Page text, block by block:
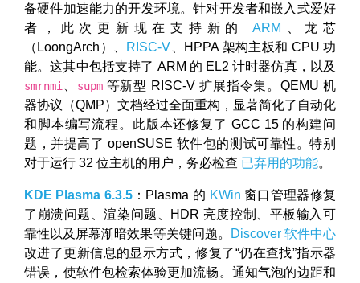
备硬件加速能力的开发环境。针对开发者和嵌入式爱好
者，此次更新现在支持新的 ARM
、龙芯
（LoongArch）、 RISC-V 、HPPA 架构主板和 CPU 功
能。这其中包括支持了 ARM 的 EL2 计时器仿真，以及
smrnmi supm等新型 RISC-V 扩展指令集。QEMU 机
器协议（QMP）文档经过全面重构，显著简化了自动化
和脚本编写流程。此版本还修复了 GCC 15 的构建问
题，并提高了 openSUSE 软件包的测试可靠性。特别
对于运行 32 位主机的用户，务必检查 已弃用的功能。
KDE Plasma 6.3.5：Plasma 的 KWin 窗口管理器修复
了崩溃问题、渲染问题、HDR 亮度控制、平板输入可
靠性以及屏幕渐暗效果等关键问题。
Discover 软件中心
改进了更新信息的显示方式，修复了“仍在查找”指示器
错误，使软件包检索体验更加流畅。通知气泡的边距和